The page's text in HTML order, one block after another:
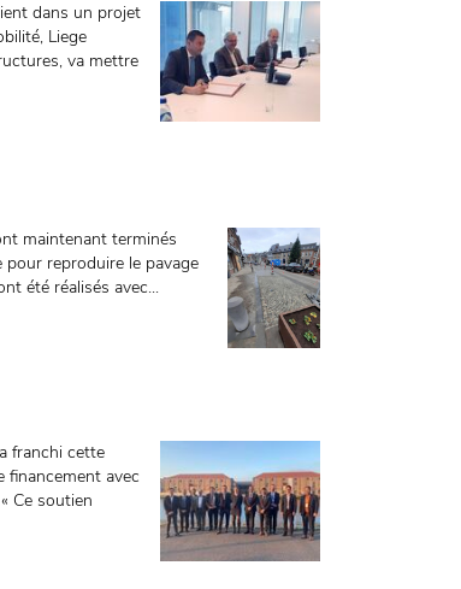
dans un projet
Liege
va mettre
maintenant terminés
pour reproduire le pavage
été réalisés avec...
franchi cette
financement avec
Ce soutien